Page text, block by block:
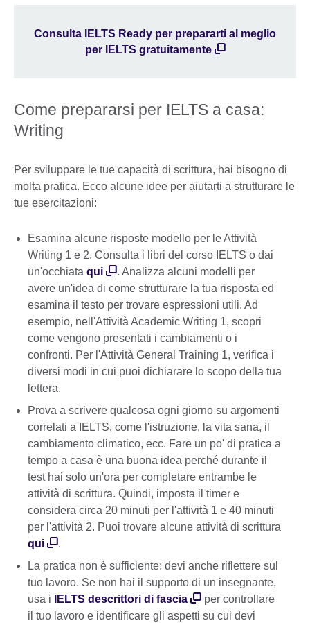
Consulta IELTS Ready per prepararti al meglio
per IELTS gratuitamente
Come prepararsi per IELTS a casa:
Writing
Per sviluppare le tue capacità di scrittura, hai bisogno di
molta pratica. Ecco alcune idee per aiutarti a strutturare le
tue esercitazioni:
Esamina alcune risposte modello per le Attività
Writing 1 e 2. Consulta i libri del corso IELTS o dai
un'occhiata qui
. Analizza alcuni modelli per
avere un'idea di come strutturare la tua risposta ed
esamina il testo per trovare espressioni utili. Ad
esempio, nell'Attività Academic Writing 1, scopri
come vengono presentati i cambiamenti o i
confronti. Per l'Attività General Training 1, verifica i
diversi modi in cui puoi dichiarare lo scopo della tua
lettera.
Prova a scrivere qualcosa ogni giorno su argomenti
correlati a IELTS, come l'istruzione, la vita sana, il
cambiamento climatico, ecc. Fare un po' di pratica a
tempo a casa è una buona idea perché durante il
test hai solo un'ora per completare entrambe le
attività di scrittura. Quindi, imposta il timer e
considera circa 20 minuti per l'attività 1 e 40 minuti
per l'attività 2. Puoi trovare alcune attività di scrittura
qui
.
La pratica non è sufficiente: devi anche riflettere sul
tuo lavoro. Se non hai il supporto di un insegnante,
usa i
IELTS descrittori di fascia
per controllare
il tuo lavoro e identificare gli aspetti su cui devi